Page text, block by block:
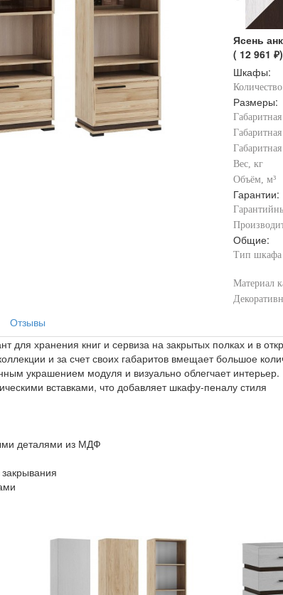
Ясень
( 12 961 ₽)
Шкафы:
Размеры:
Вес, кг
Объём, м³
Гарантии:
Общие:
Тип шкафа
Материал
Отзывы
хранения книг и сервиза на закрытых полках и в
и за счет своих габаритов вмещает большое
украшением модуля и визуально облегчает интерьер.
вставками, что добавляет шкафу-пеналу стиля
деталями из МДФ